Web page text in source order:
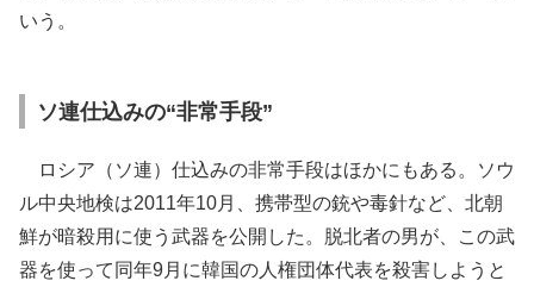
いう。
ソ連仕込みの“非常手段”
ロシア（ソ連）仕込みの非常手段はほかにもある。ソウ
ル中央地検は2011年10月、携帯型の銃や毒針など、北朝
鮮が暗殺用に使う武器を公開した。脱北者の男が、この武
器を使って同年9月に韓国の人権団体代表を殺害しようと